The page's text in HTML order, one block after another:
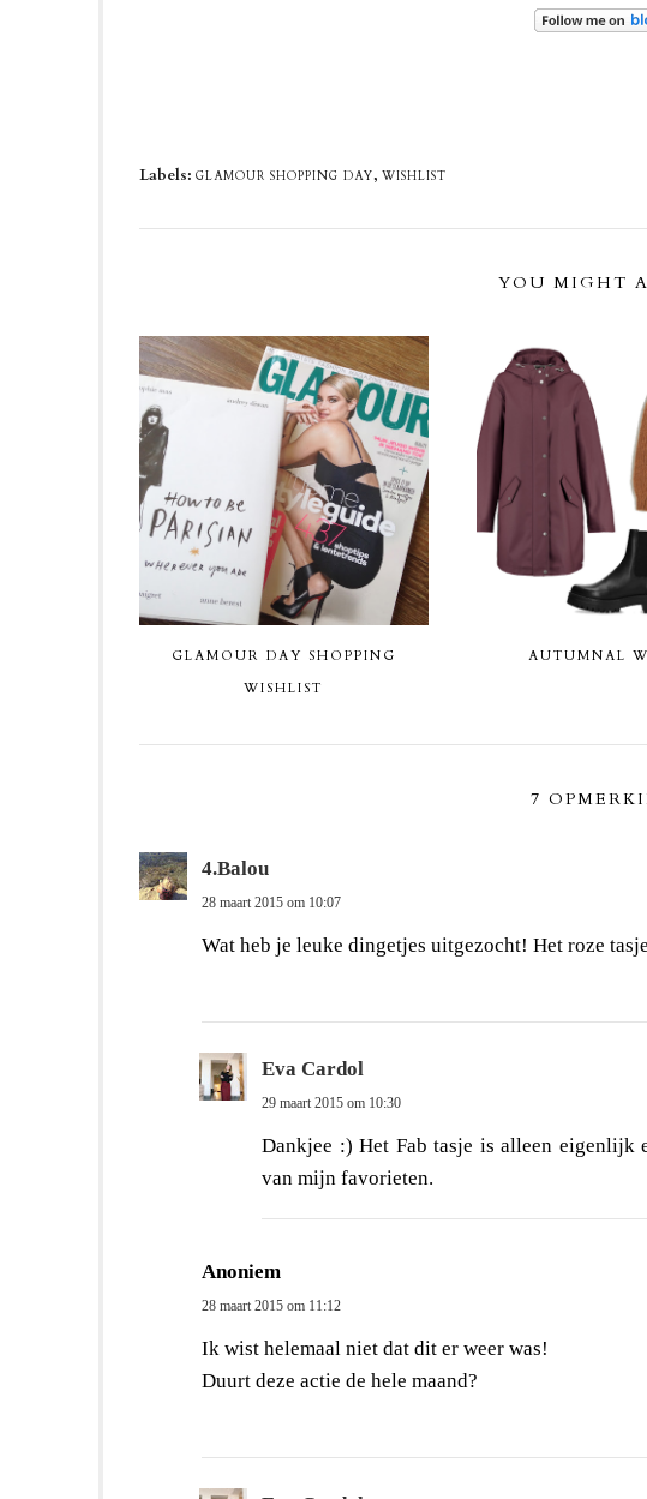
Labels: GLAMOUR SHOPPING DAY, WISHLIST
YOU MIGHT
GLAMOUR DAY SHOPPING
WISHLIST
AUTUMNAL
7
4.Balou
28 maart 2015 om 10:07
Wat heb je leuke dingetjes uitgezocht! Het roze
Eva Cardol
29 maart 2015 om 10:30
Dankjee :) Het Fab tasje is alleen eigenlijk
van mijn favorieten.
Anoniem
28 maart 2015 om 11:12
Ik wist helemaal niet dat dit er weer was!
Duurt deze actie de hele maand?